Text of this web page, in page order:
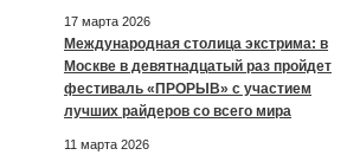
17 марта 2026
Международная столица экстрима: в
Москве в девятнадцатый раз пройдет
фестиваль «ПРОРЫВ» с участием
лучших райдеров со всего мира
11 марта 2026